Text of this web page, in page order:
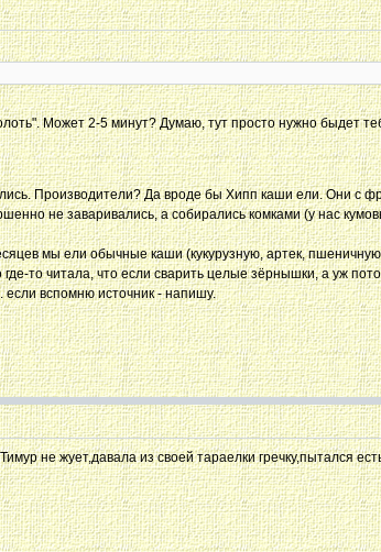
Может 2-5 минут? Думаю, тут просто нужно быдет
Производители? Да вроде бы Хипп каши ели. Они с
не заваривались, а собирались комками (у нас
мы ели обычные каши (кукурузную, артек,
то читала, что если сварить целые зёрнышки, а уж
если вспомню источник - напишу.
не жует,давала из своей тараелки гречку,пытался